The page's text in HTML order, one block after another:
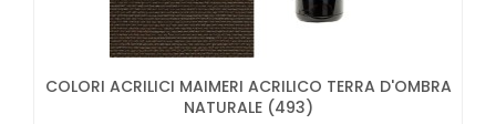
COLORI ACRILICI MAIMERI ACRILICO TERRA D'OMBRA
NATURALE (493)